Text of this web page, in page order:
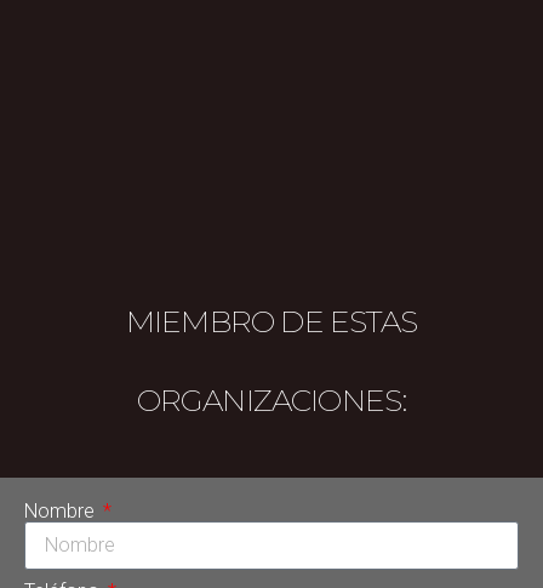
MIEMBRO DE ESTAS
ORGANIZACIONES:
Nombre